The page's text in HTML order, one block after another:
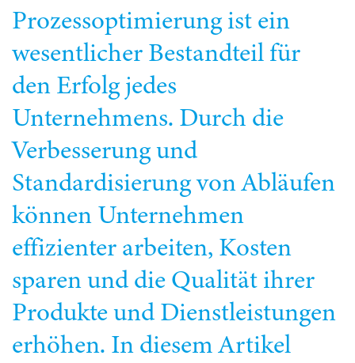
Prozessoptimierung ist ein
wesentlicher Bestandteil für
den Erfolg jedes
Unternehmens. Durch die
Verbesserung und
Standardisierung von Abläufen
können Unternehmen
effizienter arbeiten, Kosten
sparen und die Qualität ihrer
Produkte und Dienstleistungen
erhöhen. In diesem Artikel